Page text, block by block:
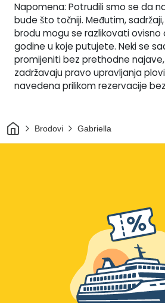
Napomena: Potrudili smo se da
bude što točniji. Međutim,
brodu mogu se razlikovati
godine u koje putujete. Neki se
promijeniti bez prethodne
zadržavaju pravo upravljanja
navedena prilikom rezervacije
DomBrodovi Gabriella